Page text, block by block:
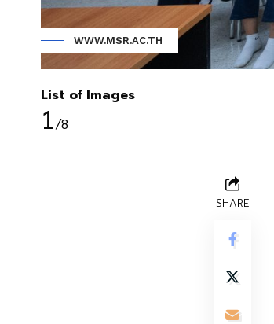
WWW.MSR.AC.TH
List of Images
1/8
SHARE